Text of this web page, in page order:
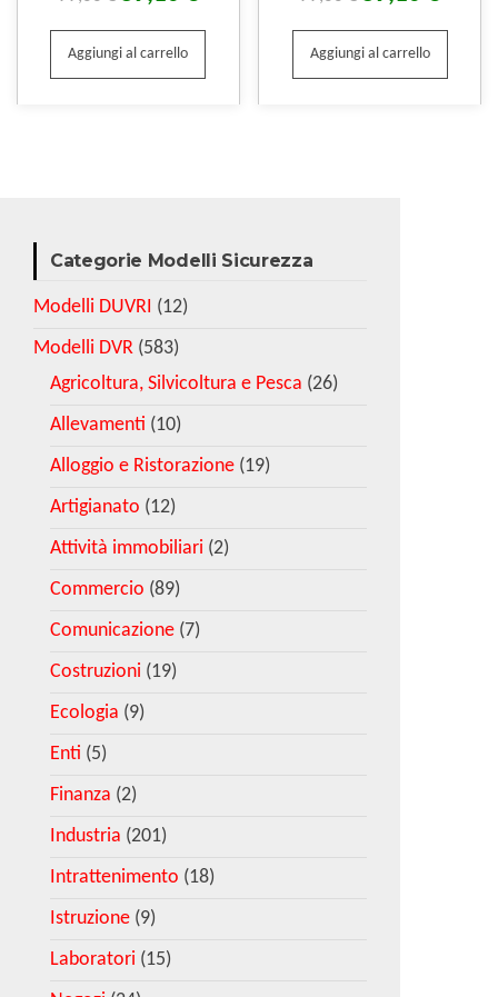
Aggiungi al carrello Aggiungi al carrello
Categorie Modelli Sicurezza
Modelli DUVRI (12)
Modelli DVR (583)
Agricoltura, Silvicoltura e Pesca (26)
Allevamenti (10)
Alloggio e Ristorazione (19)
Artigianato (12)
Attività immobiliari (2)
Commercio (89)
Comunicazione (7)
Costruzioni (19)
Ecologia (9)
Enti (5)
Finanza (2)
Industria (201)
Intrattenimento (18)
Istruzione (9)
Laboratori (15)